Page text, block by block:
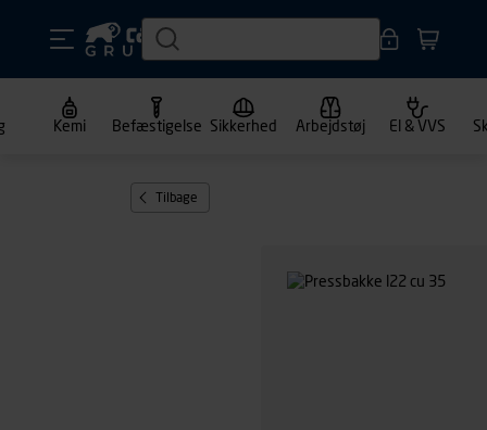
Kemi Befæstigelse Sikkerhed Arbejdstøj El & VVS
Tilbage